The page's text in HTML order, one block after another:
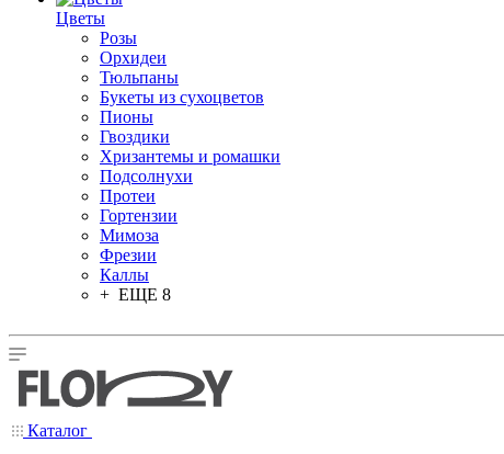
Цветы
Розы
Орхидеи
Тюльпаны
Букеты из сухоцветов
Пионы
Гвоздики
Хризантемы и ромашки
Подсолнухи
Протеи
Гортензии
Мимоза
Фрезии
Каллы
+ ЕЩЕ 8
Каталог